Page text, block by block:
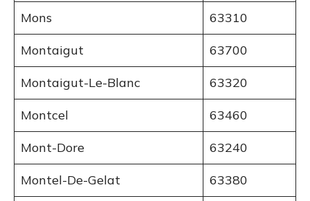
Mons 63310
Montaigut 63700
Montaigut-Le-Blanc 63320
Montcel 63460
Mont-Dore 63240
Montel-De-Gelat 63380